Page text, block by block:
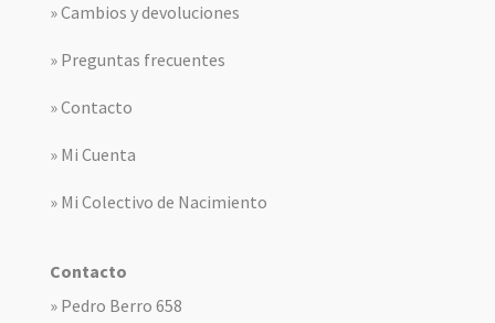
» Cambios y devoluciones
» Preguntas frecuentes
» Contacto
» Mi Cuenta
» Mi Colectivo de Nacimiento
Contacto
» Pedro Berro 658